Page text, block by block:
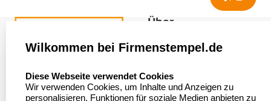
Asterlager Straße 97
47228 Duisburg
Über
Über uns
Bewerten Sie uns
Wilkommen bei Firmenstempel.de
Diese Webseite verwendet Cookies
Wir verwenden Cookies, um Inhalte und Anzeigen zu
personalisieren, Funktionen für soziale Medien anbieten zu